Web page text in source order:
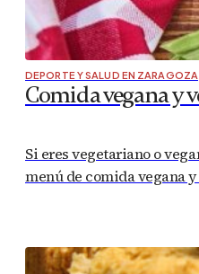
DEPORTE Y SALUD EN ZARAGOZA
Comida vegana y
Si eres vegetariano o
menú de comida vegana